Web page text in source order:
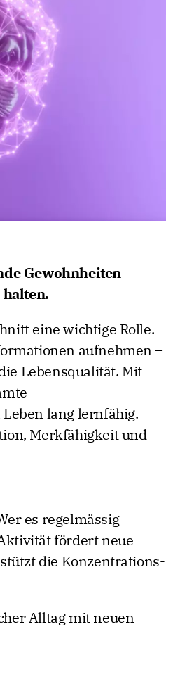
Gewohnheiten
eine wichtige Rolle.
aufnehmen –
Lebensqualität. Mit
lang lernfähig.
Merkfähigkeit und
es regelmässig
fördert neue
die Konzentrations-
Alltag mit neuen